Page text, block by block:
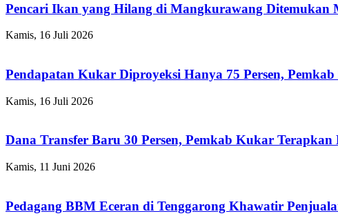
Pencari Ikan yang Hilang di Mangkurawang Ditemukan
Kamis, 16 Juli 2026
Pendapatan Kukar Diproyeksi Hanya 75 Persen,
Kamis, 16 Juli 2026
Dana Transfer Baru 30 Persen, Pemkab Kukar Terapkan
Kamis, 11 Juni 2026
Pedagang BBM Eceran di Tenggarong Khawatir